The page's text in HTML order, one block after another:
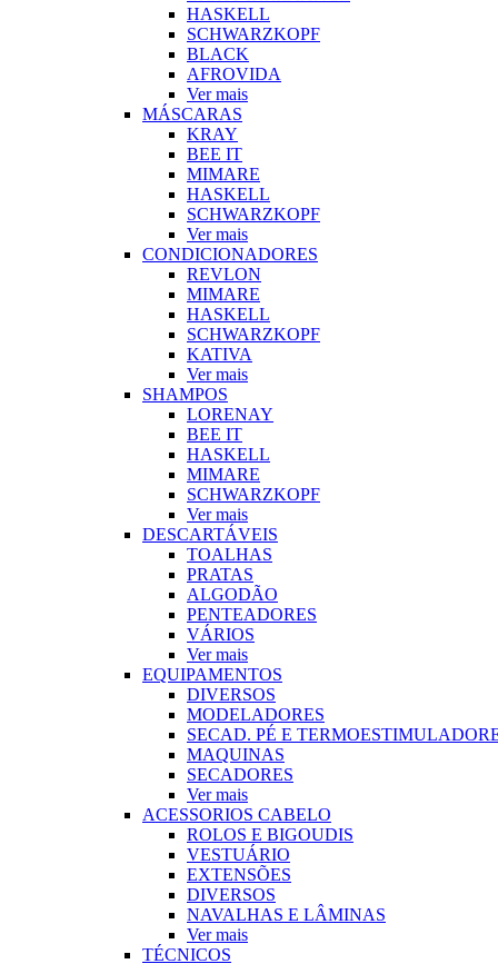
HASKELL
SCHWARZKOPF
BLACK
AFROVIDA
Ver mais
MÁSCARAS
KRAY
BEE IT
MIMARE
HASKELL
SCHWARZKOPF
Ver mais
CONDICIONADORES
REVLON
MIMARE
HASKELL
SCHWARZKOPF
KATIVA
Ver mais
SHAMPOS
LORENAY
BEE IT
HASKELL
MIMARE
SCHWARZKOPF
Ver mais
DESCARTÁVEIS
TOALHAS
PRATAS
ALGODÃO
PENTEADORES
VÁRIOS
Ver mais
EQUIPAMENTOS
DIVERSOS
MODELADORES
SECAD. PÉ E
MAQUINAS
SECADORES
Ver mais
ACESSORIOS CABELO
ROLOS E BIGOUDIS
VESTUÁRIO
EXTENSÕES
DIVERSOS
NAVALHAS E LÂMINAS
Ver mais
TÉCNICOS